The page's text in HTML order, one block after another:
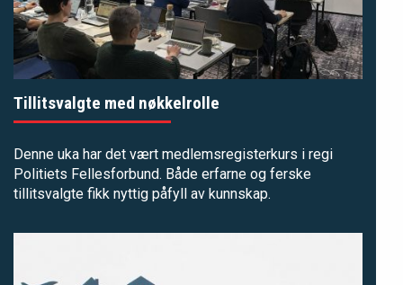
Tillitsvalgte med nøkkelrolle
Denne uka har det vært medlemsregisterkurs i regi
Politiets Fellesforbund. Både erfarne og ferske
tillitsvalgte fikk nyttig påfyll av kunnskap.